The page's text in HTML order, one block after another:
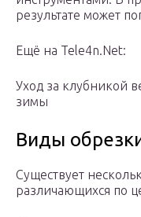
результате может
Ещё на Tele4n.Net:
Уход за клубникой
зимы
Виды
Существует
различающихся по